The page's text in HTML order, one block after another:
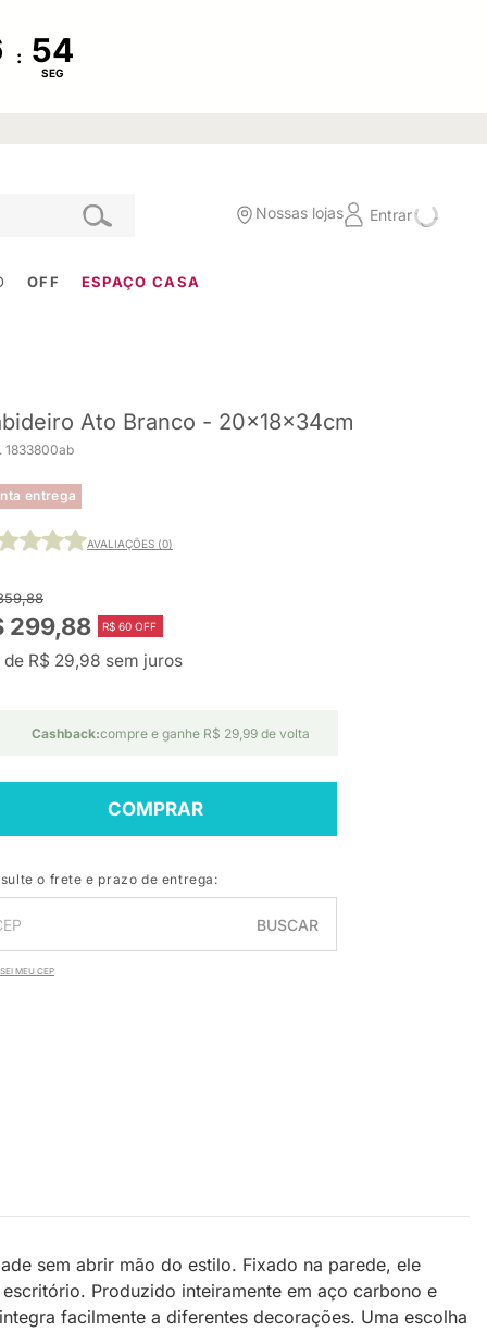
:
SEG
Nossas lojas Entrar
OFF ESPAÇO CASA
Ato Branco - 20x18x34cm
1833800ab
entrega
AVALIAÇÕES (0)
299,88 R$ 60 OFF
de R$ 29,98 sem juros
Cashback:compre e ganhe R$ 29,99 de volta
COMPRAR
o frete e prazo de entrega:
BUSCAR
MEU CEP
sem abrir mão do estilo. Fixado na parede, ele
Produzido inteiramente em aço carbono e
facilmente a diferentes decorações. Uma escolha